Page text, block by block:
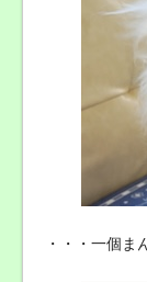
・・・一個ま